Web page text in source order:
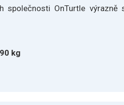
společnosti OnTurtle
kg